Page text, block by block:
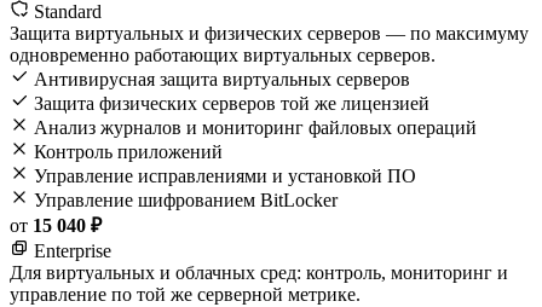
Standard
Защита виртуальных и физических серверов — по максимуму
одновременно работающих виртуальных серверов.
Антивирусная защита виртуальных серверов
Защита физических серверов той же лицензией
Анализ журналов и мониторинг файловых операций
Контроль приложений
Управление исправлениями и установкой ПО
Управление шифрованием BitLocker
от 15 040 ₽
Enterprise
Для виртуальных и облачных сред: контроль, мониторинг и
управление по той же серверной метрике.